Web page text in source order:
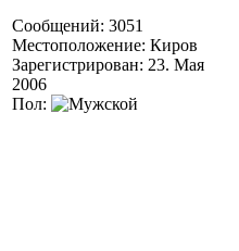
Сообщений: 3051
Местоположение: Киров
Зарегистрирован: 23. Мая
2006
Пол: